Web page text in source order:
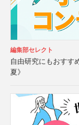
編集部セレクト
自由研究にもおすす
夏》